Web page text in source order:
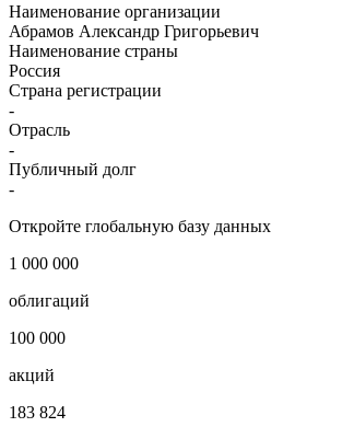
Наименование организации
Абрамов Александр Григорьевич
Наименование страны
Россия
Страна регистрации
-
Отрасль
-
Публичный долг
-
Откройте глобальную базу данных
1 000 000
облигаций
100 000
акций
183 824